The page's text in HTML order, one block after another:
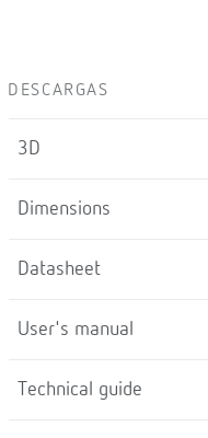
DESCARGAS
3D
Dimensions
Datasheet
User's manual
Technical guide